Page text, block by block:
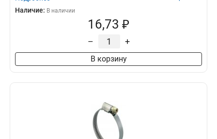
Наличие: В наличии
16,73 ₽
– +
В корзину